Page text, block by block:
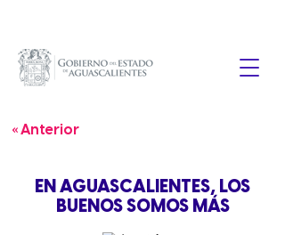
« Anterior
EN AGUASCALIENTES, LOS
BUENOS SOMOS MÁS